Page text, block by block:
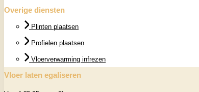
Overige diensten
Plinten plaatsen
Profielen plaatsen
Vloerverwarming infrezen
Vloer laten egaliseren